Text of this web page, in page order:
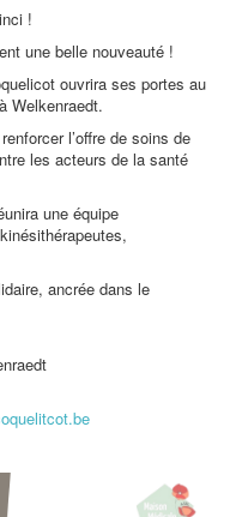
!
une belle nouveauté !
ouvrira ses portes au
Welkenraedt.
l’offre de soins de
les acteurs de la santé
une équipe
ancrée dans le